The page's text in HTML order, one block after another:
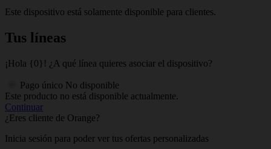
Este dispositivo está solamente disponible para clientes.
Tus líneas
¡Hola {0}! ¿A qué línea quieres asociar el dispositivo?
Pago único No disponible
Este producto no está disponible actualmente.
Continuar
¿Eres cliente de Orange?
Inicia sesión para poder ver tus ofertas personalizadas